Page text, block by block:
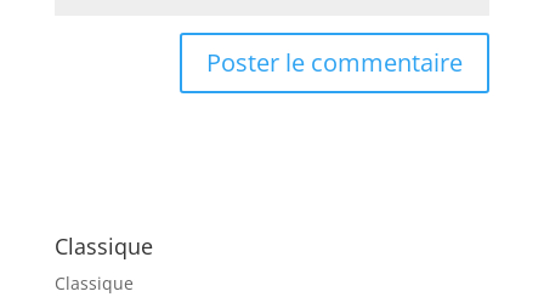
Classique
Classique